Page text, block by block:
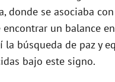
donde se asociaba
encontrar un balance
la búsqueda de paz y
bajo este signo.